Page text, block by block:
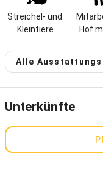
mit Schaukel,
austoben.
mit dem Auto, Rad oder
Streichel- und
Kleintiere
Hof
Alle
Unterkünfte